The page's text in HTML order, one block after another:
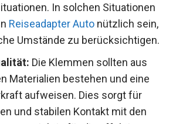
In solchen Situationen
Reiseadapter Auto nützlich sein,
Umstände zu berücksichtigen.
Die Klemmen sollten aus
Materialien bestehen und eine
aufweisen. Dies sorgt für
und stabilen Kontakt mit den